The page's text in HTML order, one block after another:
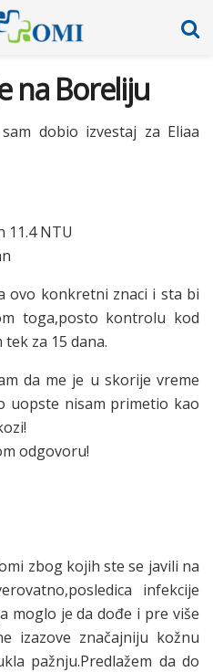
na Boreliju
dobio izvestaj za Eliaa
11.4 NTU
ovo konkretni znaci i sta bi
toga,posto kontrolu kod
za 15 dana.
da me je u skorije vreme
uopste nisam primetio kao
odgovoru!
zbog kojih ste se javili na
infekcije
moglo je da dođe i pre više
izazove značajniju kožnu
pažnju.Predlažem da do